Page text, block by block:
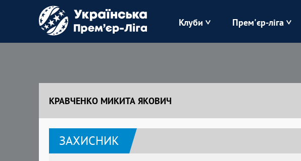
Клуби
Зоря Карпати
Полісся
Прем'єр-ліга
КРАВЧЕНКО МИКИТА ЯКОВИЧ
ЗАХИСНИК